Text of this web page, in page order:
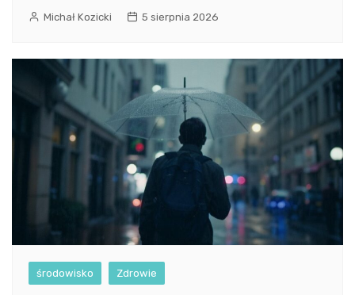
Michał Kozicki 5 sierpnia 2026
środowisko Zdrowie